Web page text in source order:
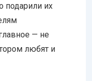
подарили их
— не
любят и